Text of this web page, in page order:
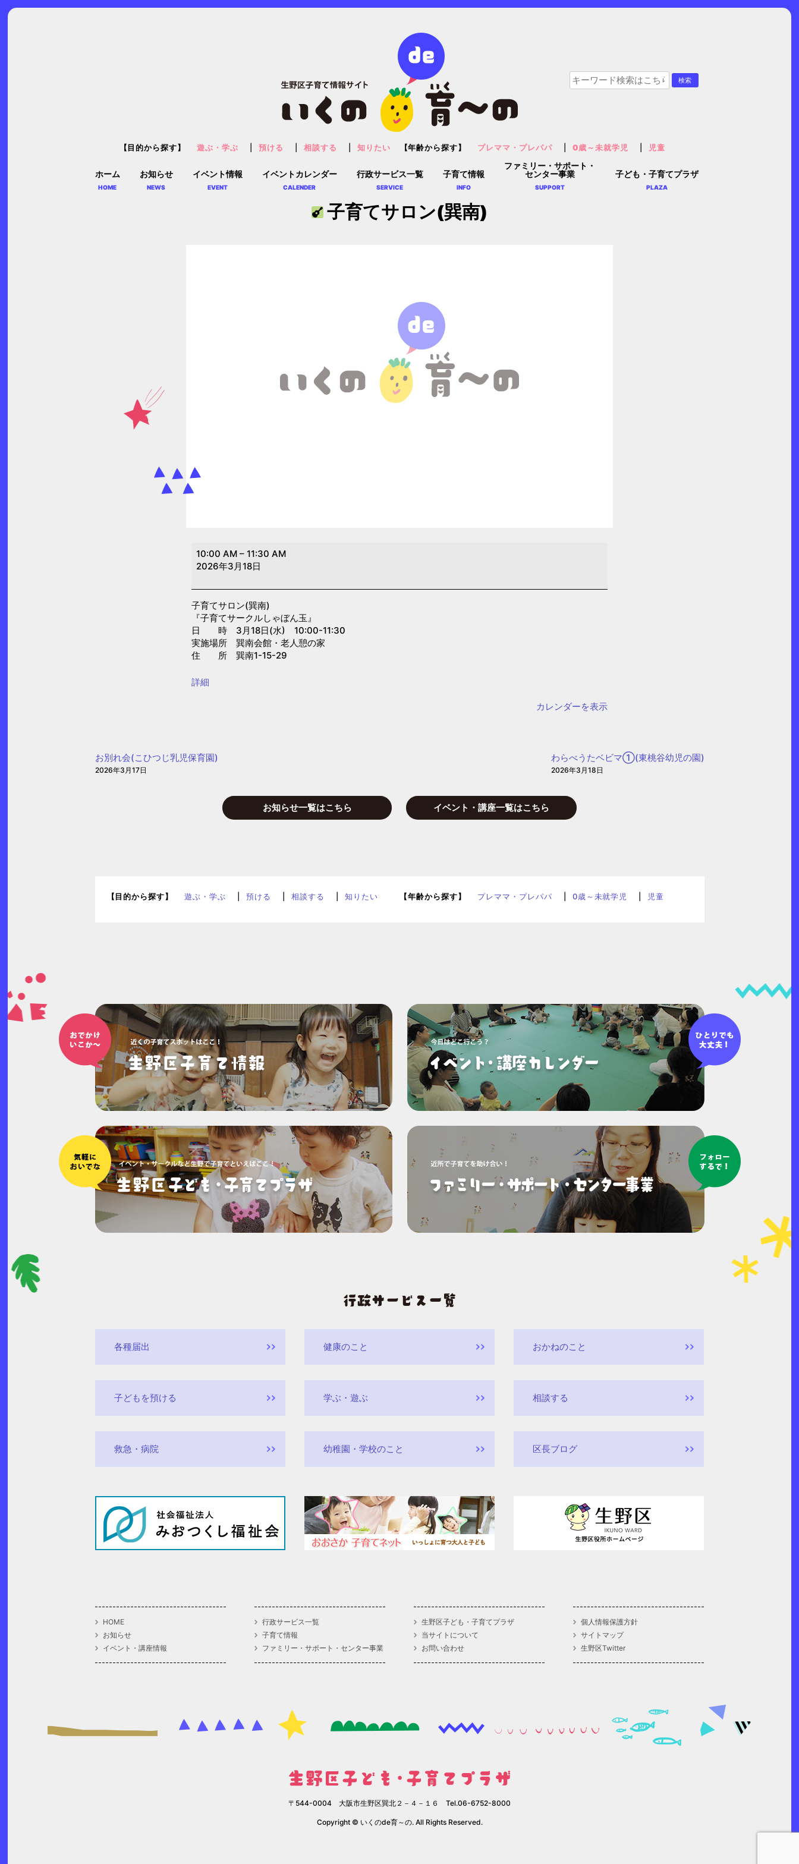
ホーム
HOME
お知らせ
NEWS
イベント情報
EVENT
イベントカレンダー
CALENDER
行政サービス一覧
SERVICE
子育て情報
INFO
ファミリー・サポート・
センター事業
SUPPORT
子ども・子育てプラザ
PLAZA
【目的から探す】 遊ぶ・学ぶ 預ける 相談する 知りたい 【年齢から探す】 プレママ・プレパパ 0歳～未就学児 児童
子育てサロン(巽南)
子
育
ロ
ン
(巽
南)
10:00 AM – 11:30 AM
2026年3月18日
子育てサロン(巽南)
『子育てサークルしゃぼん玉』
日 時 3月18日(水) 10:00-11:30
実施場所 巽南会館・老人憩の家
住 所 巽南1-15-29
{title}
詳細
カレンダーを表示
お別れ会(こひつじ乳児保育園)
2026年3月17日
わらべうたベビマ①(東桃谷幼児の園)
2026年3月18日
お知らせ一覧はこちら イベント・講座一覧はこちら
【目的から探す】 遊ぶ・学ぶ 預ける 相談する 知りたい 【年齢から探す】 プレママ・プレパパ 0歳～未就学児 児童
各種届出 健康のこと おかねのこと
子どもを預ける 学ぶ・遊ぶ 相談する
救急・病院 幼稚園・学校のこと 区長ブログ
HOME
お知らせ
イベント・講座情報
行政サービス一覧
子育て情報
ファミリー・サポート・センター事業
生野区子ども・子育てプラザ
当サイトについて
お問い合わせ
個人情報保護方針
サイトマップ
生野区Twitter
〒544-0004 大阪市生野区巽北２－４－１６ Tel.06-6752-8000
Copyright © いくのde育～の. All Rights Reserved.